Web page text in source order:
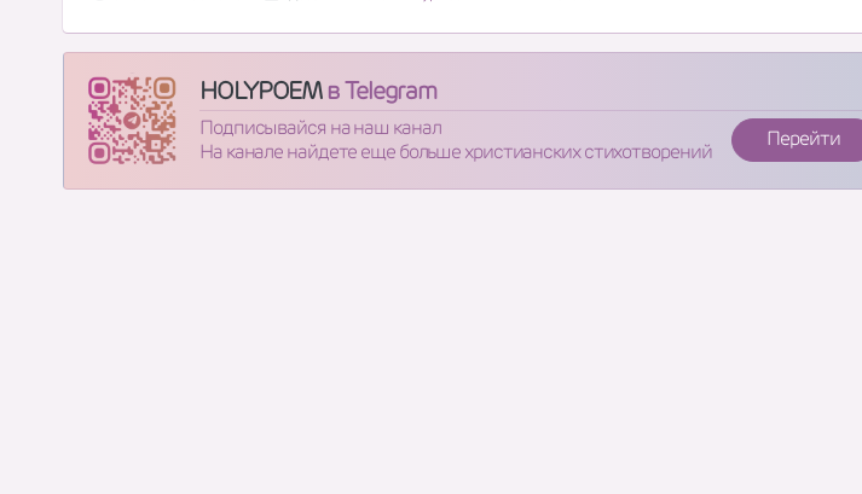
HOLYPOEMв Telegram
Подписывайся на наш канал
На канале найдете еще больше христианских стихотворений
Перейти